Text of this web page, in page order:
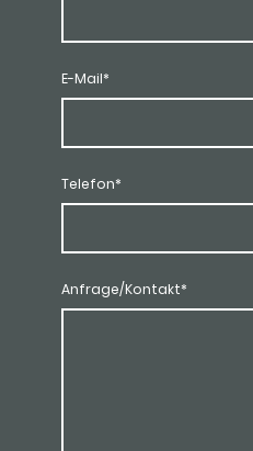
E-Mail*
Telefon*
Anfrage/Kontakt*